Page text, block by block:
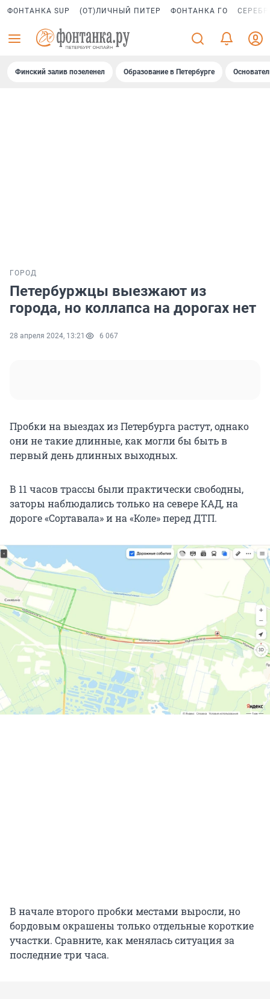
ФОНТАНКА SUP (ОТ)ЛИЧНЫЙ ПИТЕР ФОНТАНКА ГО
Финский залив позеленел Образование в Петербурге
ГОРОД
Петербуржцы выезжают из
города, но коллапса на дорогах нет
28 апреля 2024, 13:21 6 067
Пробки на выездах из Петербурга растут, однако
они не такие длинные, как могли бы быть в
первый день длинных выходных.
В 11 часов трассы были практически свободны,
заторы наблюдались только на севере КАД, на
дороге «Сортавала» и на «Коле» перед ДТП.
В начале второго пробки местами выросли, но
бордовым окрашены только отдельные короткие
участки. Сравните, как менялась ситуация за
последние три часа.